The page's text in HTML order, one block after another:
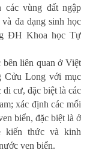
các vùng đất ngập
đa dạng sinh học
ĐH Khoa học Tự
liên quan ở Việt
Cửu Long với mục
cư, đặc biệt là các
xác định các mối
biển, đặc biệt là ở
kiến thức và kinh
ven biển.